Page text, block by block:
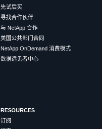
先试后买
寻找合作伙伴
与 NetApp 合作
美国公共部门合同
NetApp OnDemand 消费模式
数据远见者中心
RESOURCES
订阅